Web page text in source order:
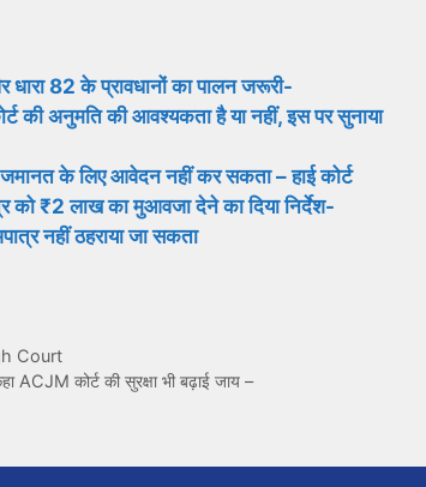
धारा 82 के प्रावधानों का पालन जरूरी-
की अनुमति की आवश्यकता है या नहीं, इस पर सुनाया
के लिए आवेदन नहीं कर सकता – हाई कोर्ट
को ₹2 लाख का मुआवजा देने का दिया निर्देश-
नहीं ठहराया जा सकता
Court
ACJM कोर्ट की सुरक्षा भी बढ़ाई जाय –